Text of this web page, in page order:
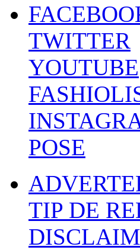
TWITTER
YOUTUBE
POSE
TIP DE